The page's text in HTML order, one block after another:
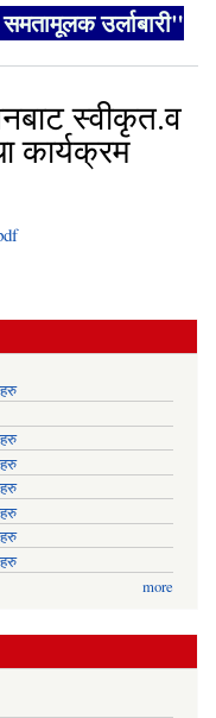
उर्लाबारी"
स्वीकृत.व
कार्यक्रम
more